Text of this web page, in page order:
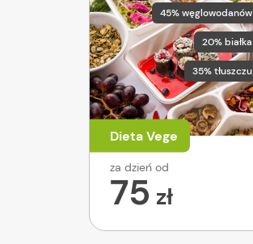
45% węglowodanów
20% białka
35% tłuszczu
Dieta Vege
za dzień od
75 zł